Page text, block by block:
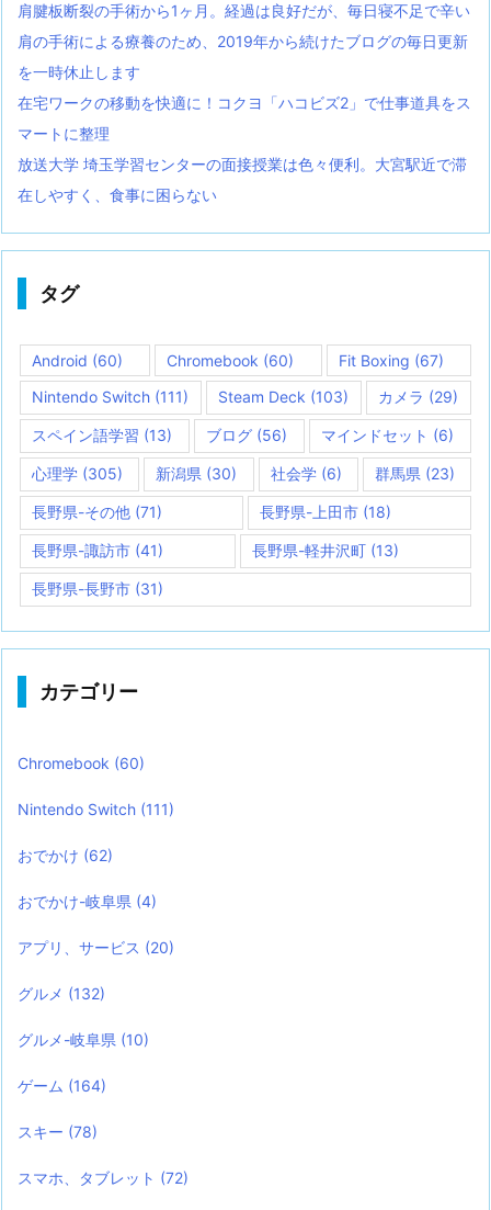
肩腱板断裂の手術から1ヶ月。経過は良好だが、毎日寝不足で辛い
肩の手術による療養のため、2019年から続けたブログの毎日更新
を一時休止します
在宅ワークの移動を快適に！コクヨ「ハコビズ2」で仕事道具をス
マートに整理
放送大学 埼玉学習センターの面接授業は色々便利。大宮駅近で滞
在しやすく、食事に困らない
タグ
Android (60) Chromebook (60) Fit Boxing (67)
Nintendo Switch (111) Steam Deck (103) カメラ (29)
スペイン語学習 (13) ブログ (56) マインドセット (6)
心理学 (305) 新潟県 (30) 社会学(6) 群馬県 (23)
長野県-その他 (71) 長野県-上田市(18)
長野県-諏訪市 (41) 長野県-軽井沢町 (13)
長野県-長野市 (31)
カテゴリー
Chromebook (60)
Nintendo Switch (111)
おでかけ (62)
おでかけ-岐阜県 (4)
アプリ、サービス (20)
グルメ (132)
グルメ-岐阜県 (10)
ゲーム (164)
スキー (78)
スマホ、タブレット (72)